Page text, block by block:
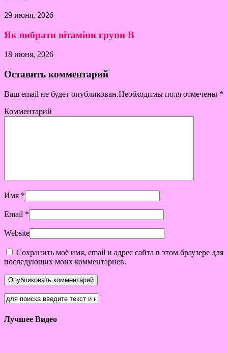
29 июня, 2026
Як вибрати вітаміни групи B
18 июня, 2026
Оставить комментарий
Ваш email не будет опубликован.Необходимы поля отмечены *
Комментарий
Имя *
Email *
Website
Сохранить моё имя, email и адрес сайта в этом браузере для
последующих моих комментариев.
Лучшее Видео